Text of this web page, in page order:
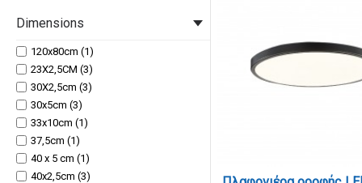
90W (1)
96W LED (3)
Dimensions
120x80cm (1)
23X2,5CM (3)
30X2,5cm (3)
30x5cm (3)
33x10cm (1)
37,5cm (1)
40 x 5 cm (1)
40x2,5cm (3)